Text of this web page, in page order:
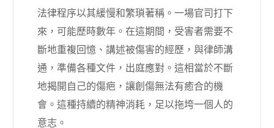
法律程序以其緩慢和繁瑣著稱。一場官司打下
來，可能歷時數年。在這期間，受害者需要不
斷地重複回憶、講述被傷害的經歷，與律師溝
通，準備各種文件，出庭應對。這相當於不斷
地揭開自己的傷疤，讓創傷無法有癒合的機
會。這種持續的精神消耗，足以拖垮一個人的
意志。